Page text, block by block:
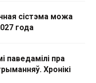
сістэма можа
года
паведамілі пра
Хронікі